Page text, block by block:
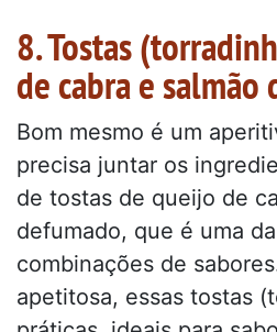
8. Tostas
de cabra e salmão
Bom mesmo é um
precisa juntar os
de tostas de queijo de
defumado, que é uma
combinações de
apetitosa, essas tostas